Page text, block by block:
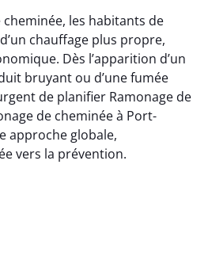
cheminée, les habitants de
chauffage plus propre,
Dès l’apparition d’un
bruyant ou d’une fumée
de planifier Ramonage de
de cheminée à Port-
approche globale,
vers la prévention.